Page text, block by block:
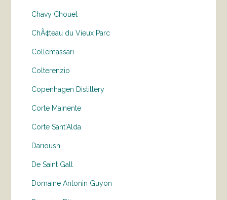
Chavy Chouet
ChÃ¢teau du Vieux Parc
Collemassari
Colterenzio
Copenhagen Distillery
Corte Mainente
Corte Sant'Alda
Darioush
De Saint Gall
Domaine Antonin Guyon